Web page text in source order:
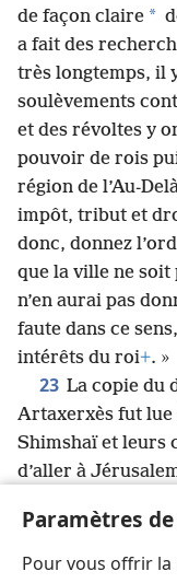
Paramètres
Pour vous offrir la
de façon claire *
a fait des
très longtemps, il
soulèvements
et des révoltes y
pouvoir de rois
région de l’Au-
impôt, tribut et
donc, donnez
que la ville ne
n’en aurai pas
faute dans ce
intérêts du roi+. »
23 La copie du
Artaxerxès fut lue
Shimshaï et leurs
d’aller à
que furent
Dieu, qui était à